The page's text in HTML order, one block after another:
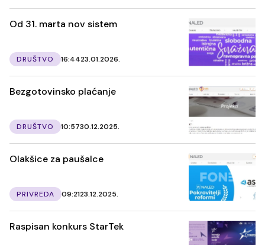
Od 31. marta nov sistem
DRUŠTVO 16:4423.01.2026.
Bezgotovinsko plaćanje
DRUŠTVO 10:5730.12.2025.
Olakšice za paušalce
PRIVREDA 09:2123.12.2025.
Raspisan konkurs StarTek